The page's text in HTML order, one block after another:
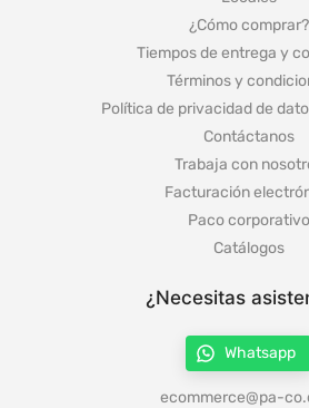
¿Cómo comprar?
Tiempos de entrega y
Términos y
Política de privacidad de
Contáctanos
Trabaja con
Facturación
Paco corporativo
Catálogos
¿Necesitas
Whatsapp
ecommerce@pa-